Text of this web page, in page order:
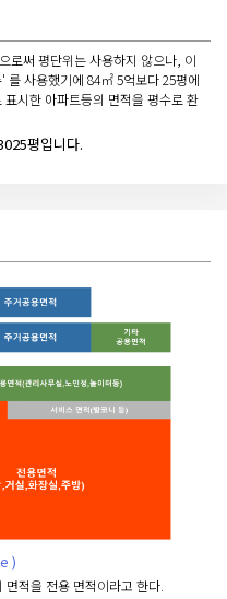
로써 평단위는 사용하지 않으나, 이
를 사용했기에 84㎡ 5억보다 25평에
시한 아파트등의 면적을 평수로 환
평입니다.
)
적을 전용 면적이라고 한다.